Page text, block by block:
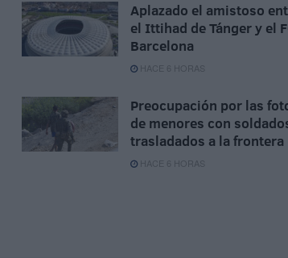
Aplazado el amistoso
el Ittihad de Tánger y el
Barcelona
HACE 6 HORAS
Preocupación por las
de menores con
trasladados a la frontera
HACE 6 HORAS